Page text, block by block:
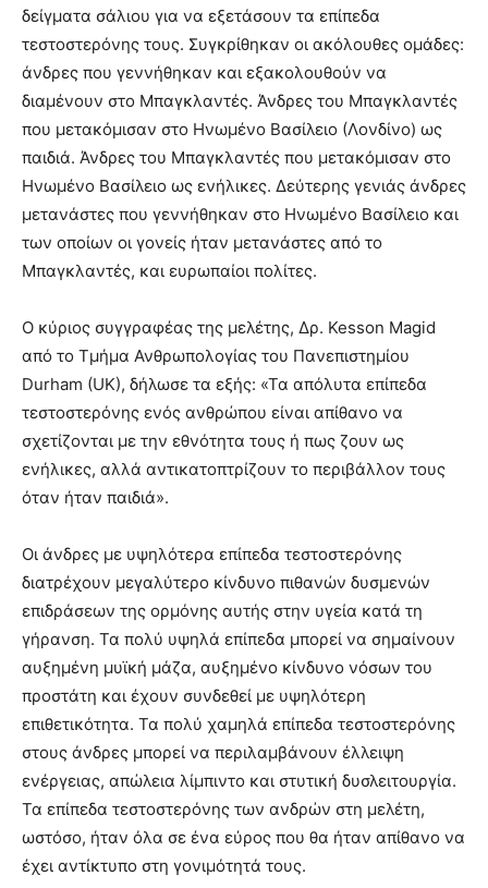
δείγματα σάλιου για να εξετάσουν τα επίπεδα
τεστοστερόνης τους. Συγκρίθηκαν οι ακόλουθες ομάδες:
άνδρες που γεννήθηκαν και εξακολουθούν να
διαμένουν στο Μπαγκλαντές. Άνδρες του Μπαγκλαντές
που μετακόμισαν στο Ηνωμένο Βασίλειο (Λονδίνο) ως
παιδιά. Άνδρες του Μπαγκλαντές που μετακόμισαν στο
Ηνωμένο Βασίλειο ως ενήλικες. Δεύτερης γενιάς άνδρες
μετανάστες που γεννήθηκαν στο Ηνωμένο Βασίλειο και
των οποίων οι γονείς ήταν μετανάστες από το
Μπαγκλαντές, και ευρωπαίοι πολίτες.
Ο κύριος συγγραφέας της μελέτης, Δρ. Kesson Magid
από το Τμήμα Ανθρωπολογίας του Πανεπιστημίου
Durham (UK), δήλωσε τα εξής: «Τα απόλυτα επίπεδα
τεστοστερόνης ενός ανθρώπου είναι απίθανο να
σχετίζονται με την εθνότητα τους ή πως ζουν ως
ενήλικες, αλλά αντικατοπτρίζουν το περιβάλλον τους
όταν ήταν παιδιά».
Οι άνδρες με υψηλότερα επίπεδα τεστοστερόνης
διατρέχουν μεγαλύτερο κίνδυνο πιθανών δυσμενών
επιδράσεων της ορμόνης αυτής στην υγεία κατά τη
γήρανση. Τα πολύ υψηλά επίπεδα μπορεί να σημαίνουν
αυξημένη μυϊκή μάζα, αυξημένο κίνδυνο νόσων του
προστάτη και έχουν συνδεθεί με υψηλότερη
επιθετικότητα. Τα πολύ χαμηλά επίπεδα τεστοστερόνης
στους άνδρες μπορεί να περιλαμβάνουν έλλειψη
ενέργειας, απώλεια λίμπιντο και στυτική δυσλειτουργία.
Τα επίπεδα τεστοστερόνης των ανδρών στη μελέτη,
ωστόσο, ήταν όλα σε ένα εύρος που θα ήταν απίθανο να
έχει αντίκτυπο στη γονιμότητά τους.